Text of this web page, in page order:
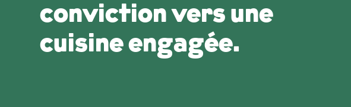
conviction vers une
cuisine engagée.